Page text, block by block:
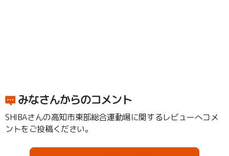
みなさんからのコメント
SHIBAさんの高知市東部総合運動場に関するレビューへコメ
ントをご投稿ください。